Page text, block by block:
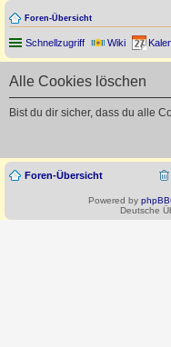
Foren-Übersicht
Schnellzugriff Wiki
Alle Cookies löschen
Bist du dir sicher, dass du alle
Foren-Übersicht
Powered by phpBB
Deutsche